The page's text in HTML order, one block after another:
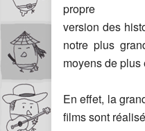
propre
version des
notre plus
moyens de plus
En effet, la
films sont